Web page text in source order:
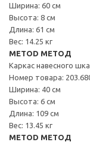
Ширина: 60 см
Высота: 8 см
Длина: 61 см
Вес: 14.25 кг
METOD МЕТОД
Каркас навесного
Номер товара:
Ширина: 40 см
Высота: 6 см
Длина: 109 см
Вес: 13.45 кг
METOD МЕТОД